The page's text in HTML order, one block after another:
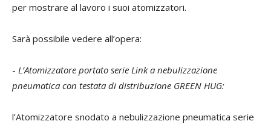
per mostrare al lavoro i suoi atomizzatori.
Sarà possibile vedere all’opera:
- L’Atomizzatore portato serie Link a nebulizzazione
pneumatica con testata di distribuzione GREEN HUG:
l’Atomizzatore snodato a nebulizzazione pneumatica serie